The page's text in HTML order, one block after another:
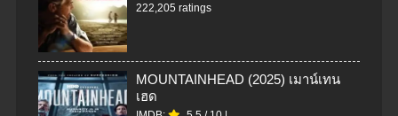
222,205 ratings
MOUNTAINHEAD (2025) เมาน์เทน
เฮด